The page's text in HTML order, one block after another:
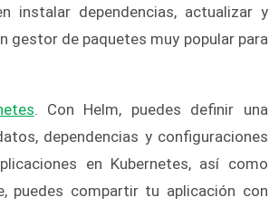
instalar dependencias, actualizar y
gestor de paquetes muy popular para
. Con Helm, puedes definir una
dependencias y configuraciones
en Kubernetes, así como
puedes compartir tu aplicación con